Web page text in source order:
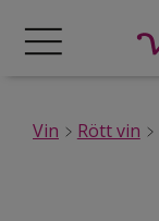
Vin Rött vin